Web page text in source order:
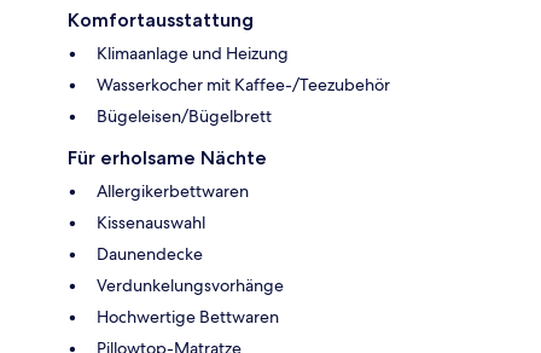
Komfortausstattung
Klimaanlage und Heizung
Wasserkocher mit Kaffee-/Teezubehör
Bügeleisen/Bügelbrett
Für erholsame Nächte
Allergikerbettwaren
Kissenauswahl
Daunendecke
Verdunkelungsvorhänge
Hochwertige Bettwaren
Pillowtop-Matratze